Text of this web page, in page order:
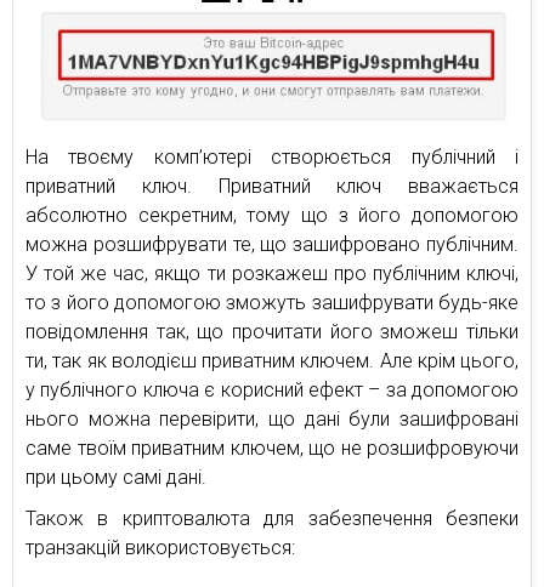
На твоєму комп’ютері створюється публічний і
приватний ключ. Приватний ключ вважається
абсолютно секретним, тому що з його допомогою
можна розшифрувати те, що зашифровано публічним.
У той же час, якщо ти розкажеш про публічним ключі,
то з його допомогою зможуть зашифрувати будь-яке
повідомлення так, що прочитати його зможеш тільки
ти, так як володієш приватним ключем. Але крім цього,
у публічного ключа є корисний ефект – за допомогою
нього можна перевірити, що дані були зашифровані
саме твоїм приватним ключем, що не розшифровуючи
при цьому самі дані.
Також в криптовалюта для забезпечення безпеки
транзакцій використовується: